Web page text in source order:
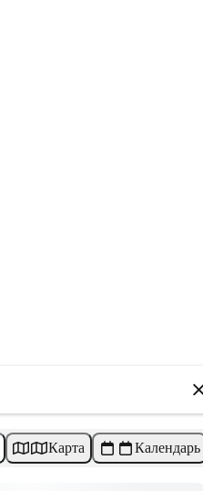
Карта Календарь